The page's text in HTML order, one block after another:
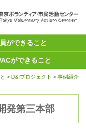
ができること
ができること
D&Iプロジェクト
事例紹介
発第三本部